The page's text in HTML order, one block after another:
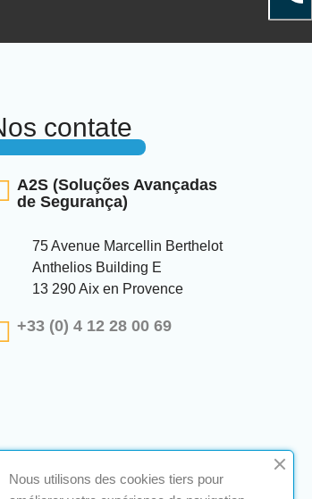
contate
A2S (Soluções Avançadas
de Segurança)
75 Avenue Marcellin Berthelot
Anthelios Building E
13 290 Aix en Provence
+33 (0) 4 12 28 00 69
Nous utilisons des cookies tiers pour